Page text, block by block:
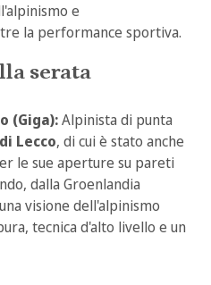
e
la performance sportiva.
serata
(Giga):Alpinista di punta
Lecco, di cui è stato anche
le sue aperture su pareti
dalla Groenlandia
visione dell'alpinismo
tecnica d'alto livello e un